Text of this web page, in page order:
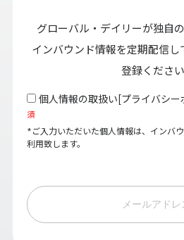
グローバル・デイリーが独自
インバウンド情報を定期配信
登録ください
個人情報の取扱い[プライバシー
須
*ご入力いただいた個人情報は、インバ
利用致します。
メールアドレ